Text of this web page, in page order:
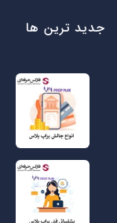
جدید ترین ها